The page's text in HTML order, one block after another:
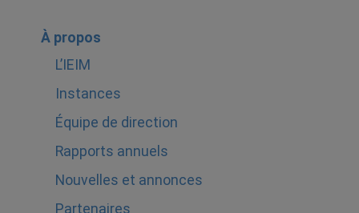
À propos
L’IEIM
Instances
Équipe de direction
Rapports annuels
Nouvelles et annonces
Partenaires